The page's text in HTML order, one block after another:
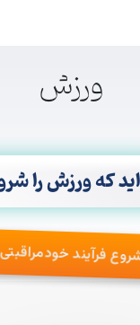
ورزش
اید که ورزش را
فرآیند خودمراقبتی